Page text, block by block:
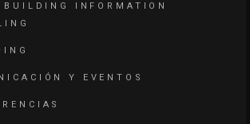
INFORMATION
Y EVENTOS